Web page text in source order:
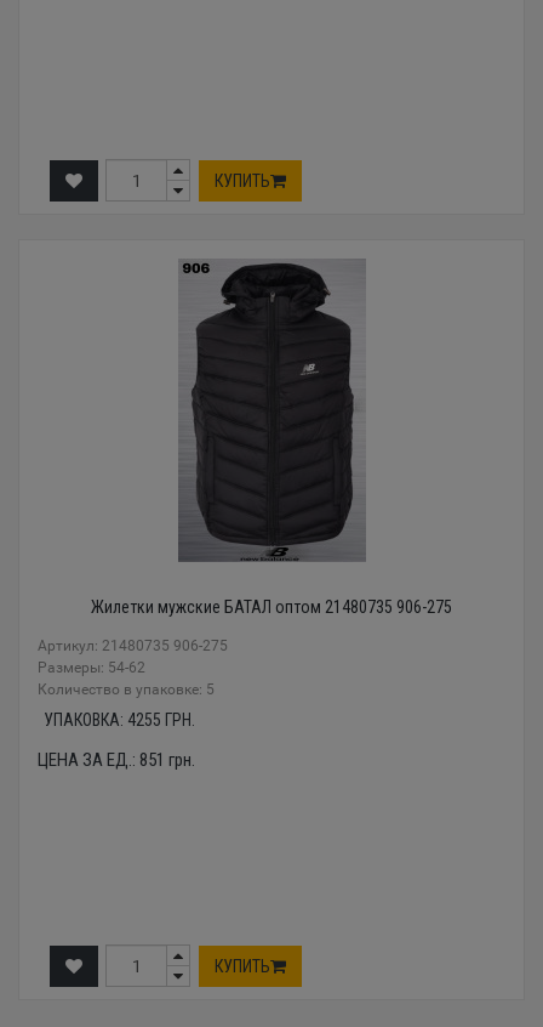
КУПИТЬ
Жилетки мужские БАТАЛ оптом 21480735 906-275
Артикул: 21480735 906-275
Размеры: 54-62
Количество в упаковке: 5
УПАКОВКА: 4255 ГРН.
ЦЕНА ЗА ЕД.: 851 грн.
КУПИТЬ